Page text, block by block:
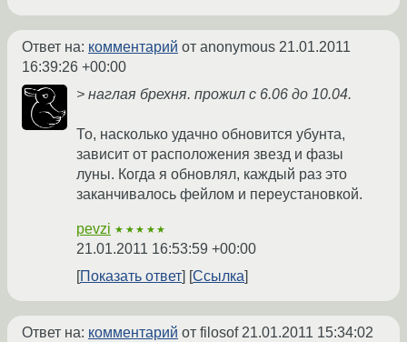
Ответ на: комментарий от anonymous 21.01.2011
16:39:26 +00:00
> наглая брехня. прожил с 6.06 до 10.04.
То, насколько удачно обновится убунта,
зависит от расположения звезд и фазы
луны. Когда я обновлял, каждый раз это
заканчивалось фейлом и переустановкой.
pevzi ★★★★★
21.01.2011 16:53:59 +00:00
Показать ответ
Ссылка
Ответ на: комментарий от filosof21.01.2011 15:34:02